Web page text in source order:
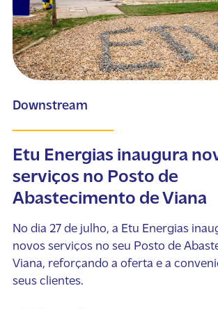
Downstream
Etu Energias inaugura
serviços no Posto de
Abastecimento de Viana
No dia 27 de julho, a Etu Energias
novos serviços no seu Posto de
Viana, reforçando a oferta e a
seus clientes.